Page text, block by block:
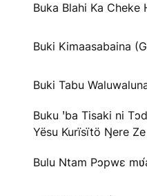
Buka Blahi Ka Cheke
Buki Kimaasabaina
Buki Tabu
Buku ꞌba Tisaki ni
Yësu Kurïsïtö Ŋere Ze
Bulu Ntam Pɔpwɛ